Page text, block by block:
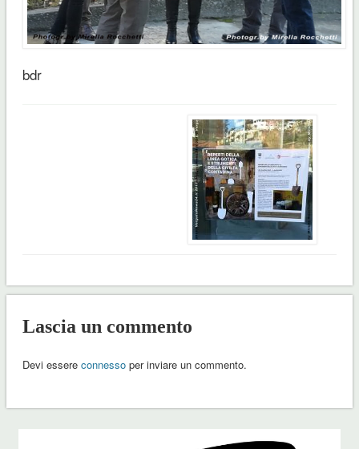
bdr
Lascia un commento
Devi essere connessoper inviare un commento.